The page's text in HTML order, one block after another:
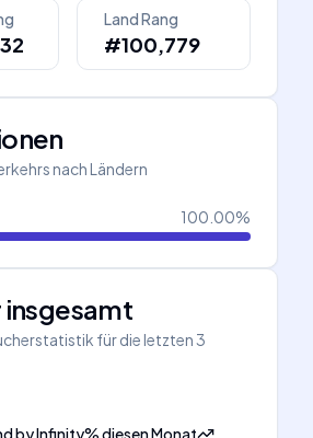
Land Rang
#100,779
nach Ländern
100.00%
insgesamt
für die letzten 3
byInfinity%diesen Monat